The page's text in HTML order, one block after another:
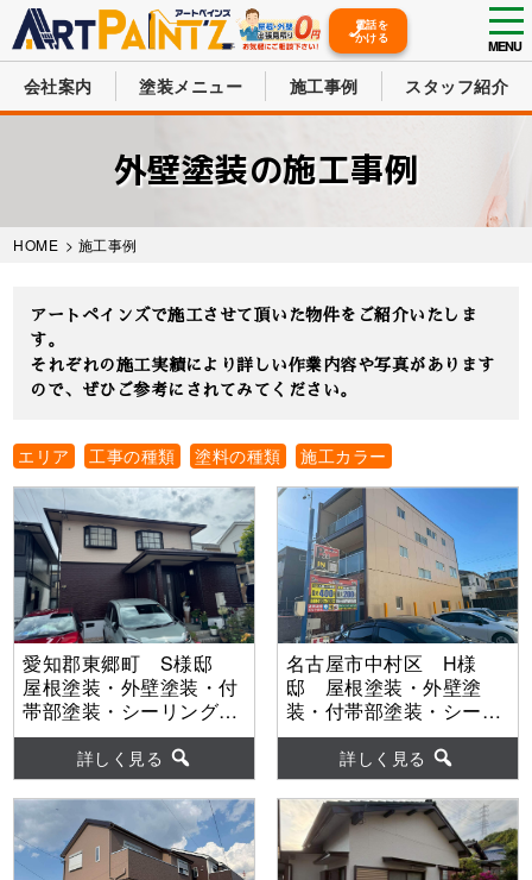
MENU
電話を
かける
会社案内 塗装メニュー 施工事例 スタッフ紹介
外壁塗装の施工事例
HOME > 施工事例
アートペインズで施工させて頂いた物件をご紹介いたしま
す。
それぞれの施工実績により詳しい作業内容や写真があります
ので、ぜひご参考にされてみてください。
エリア 工事の種類 塗料の種類 施工カラー
愛知郡東郷町 S様邸
屋根塗装・外壁塗装・付
帯部塗装・シーリング工
事・ベランダ防水工事
【使用塗料】屋根：ｸﾞﾗﾝ
ﾃﾞ無機 外壁：グランデ
無機
詳しく見る
名古屋市中村区 H様
邸 屋根塗装・外壁塗
装・付帯部塗装・シーリ
ング工事 【使用塗料】
屋根：ウルトラSi 外
壁：ウルトラSi
詳しく見る